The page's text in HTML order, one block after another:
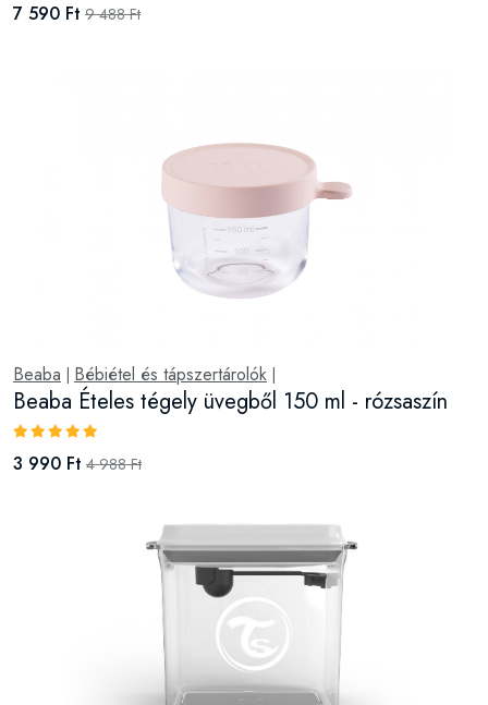
7 590 Ft 9 488 Ft
Beaba Bébiétel és tápszertárolók
Beaba Ételes tégely üvegből 150 ml - rózsaszín
3 990 Ft 4 988 Ft